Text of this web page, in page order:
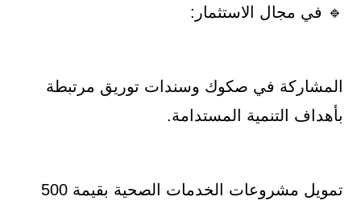
🔹 في مجال الاستثمار:
المشاركة في صكوك وسندات توريق مرتبطة
بأهداف التنمية المستدامة.
تمويل مشروعات الخدمات الصحية بقيمة 500